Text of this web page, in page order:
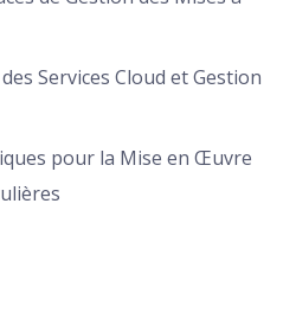
Services Cloud et Gestion
pour la Mise en Œuvre